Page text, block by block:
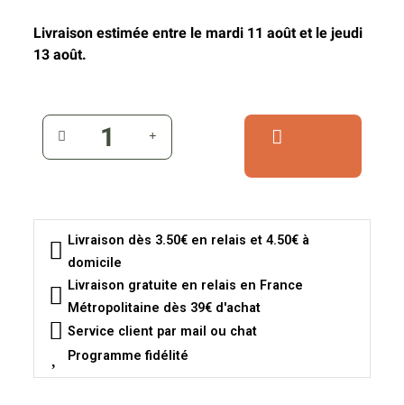
Livraison estimée entre le mardi 11 août et le jeudi
13 août.
Livraison dès 3.50€ en relais et 4.50€ à
domicile
Livraison gratuite en relais en France
Métropolitaine dès 39€ d'achat
Service client par mail ou chat
Programme fidélité